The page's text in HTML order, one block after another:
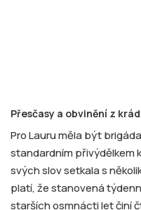
Přesčasy a obvinění z
Pro Lauru měla být
standardním přivýdělkem
svých slov setkala s
platí, že stanovená
starších osmnácti let činí